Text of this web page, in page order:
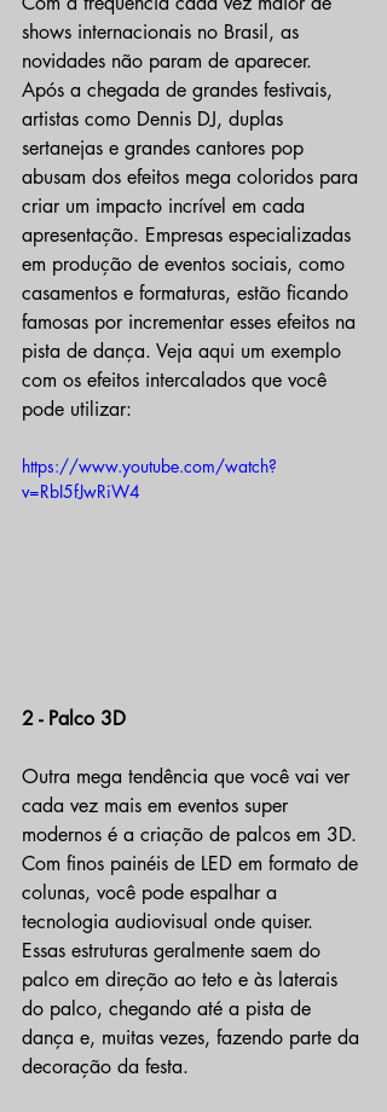
shows internacionais no Brasil, as
novidades não param de aparecer.
Após a chegada de grandes festivais,
artistas como Dennis DJ, duplas
sertanejas e grandes cantores pop
abusam dos efeitos mega coloridos para
criar um impacto incrível em cada
apresentação. Empresas especializadas
em produção de eventos sociais, como
casamentos e formaturas, estão ficando
famosas por incrementar esses efeitos na
pista de dança. Veja aqui um exemplo
com os efeitos intercalados que você
pode utilizar:
https://www.youtube.com/watch?
v=RbI5fJwRiW4
2 - Palco 3D
Outra mega tendência que você vai ver
cada vez mais em eventos super
modernos é a criação de palcos em 3D.
Com finos painéis de LED em formato de
colunas, você pode espalhar a
tecnologia audiovisual onde quiser.
Essas estruturas geralmente saem do
palco em direção ao teto e às laterais
do palco, chegando até a pista de
dança e, muitas vezes, fazendo parte da
decoração da festa.